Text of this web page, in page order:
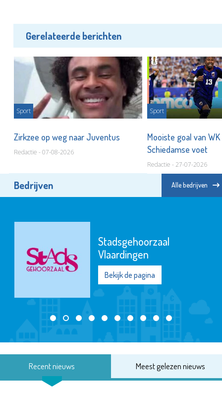
Gerelateerde berichten
Sport
Zirkzee op weg naar Juventus
Redactie - 07-08-2026
Sport
Mooiste goal van
Schiedamse voet
Redactie - 27-07-2026
Bedrijven Alle bedrijven
Stadsgehoorzaal
Vlaardingen
Bekijk de pagina
Recent nieuws Meest gelezen nieuws